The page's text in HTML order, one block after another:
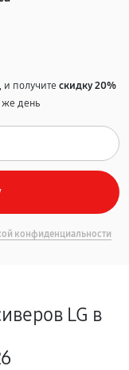
получитескидку 20%
же день
конфиденциальности
LG в